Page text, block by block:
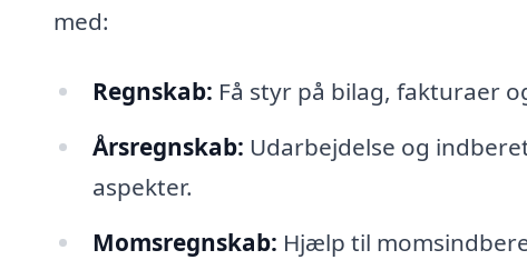
med:
Regnskab: Få styr på bilag, fakturaer
Årsregnskab: Udarbejdelse og
aspekter.
Momsregnskab: Hjælp til